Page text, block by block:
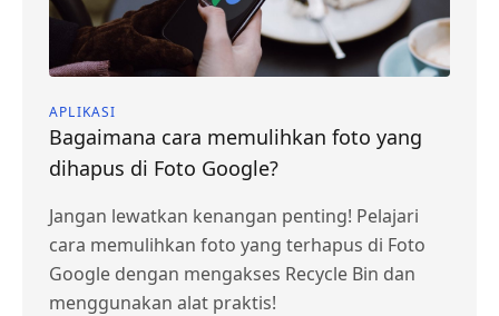
APLIKASI
Bagaimana cara memulihkan foto yang
dihapus di Foto Google?
Jangan lewatkan kenangan penting! Pelajari
cara memulihkan foto yang terhapus di Foto
Google dengan mengakses Recycle Bin dan
menggunakan alat praktis!